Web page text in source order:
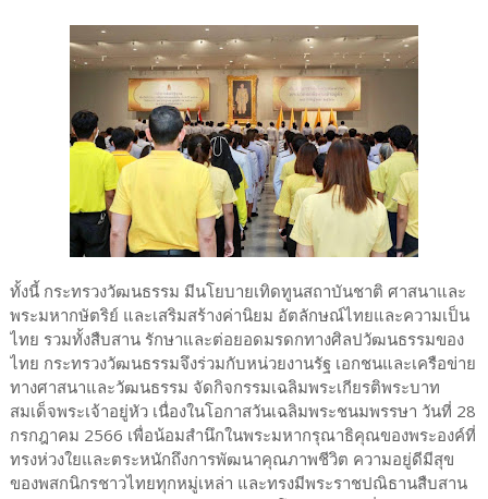
ทั้งนี้ กระทรวงวัฒนธรรม มีนโยบายเทิดทูนสถาบันชาติ ศาสนาและ
พระมหากษัตริย์ และเสริมสร้างค่านิยม อัตลักษณ์ไทยและความเป็น
ไทย รวมทั้งสืบสาน รักษาและต่อยอดมรดกทางศิลปวัฒนธรรมของ
ไทย กระทรวงวัฒนธรรมจึงร่วมกับหน่วยงานรัฐ เอกชนและเครือข่าย
ทางศาสนาและวัฒนธรรม จัดกิจกรรมเฉลิมพระเกียรติพระบาท
สมเด็จพระเจ้าอยู่หัว เนื่องในโอกาสวันเฉลิมพระชนมพรรษา วันที่ 28
กรกฎาคม 2566 เพื่อน้อมสำนึกในพระมหากรุณาธิคุณของพระองค์ที่
ทรงห่วงใยและตระหนักถึงการพัฒนาคุณภาพชีวิต ความอยู่ดีมีสุข
ของพสกนิกรชาวไทยทุกหมู่เหล่า และทรงมีพระราชปณิธานสืบสาน